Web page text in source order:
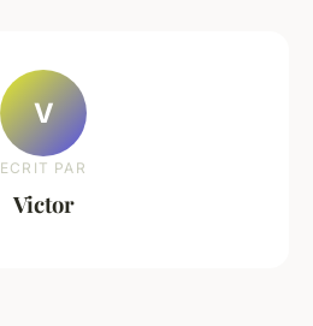
V
ECRIT PAR
Victor